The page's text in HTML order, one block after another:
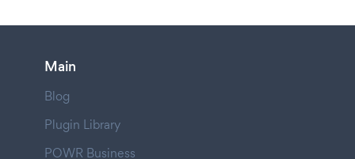
Main
Blog
Plugin Library
POWR Business